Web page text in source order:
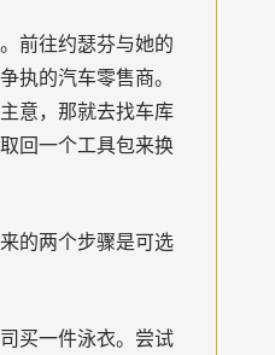
前往约瑟芬与她的
执的汽车零售商。
意，那就去找车库
回一个工具包来换
的两个步骤是可选
买一件泳衣。尝试